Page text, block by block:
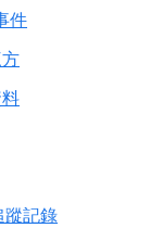
件
蹤記錄